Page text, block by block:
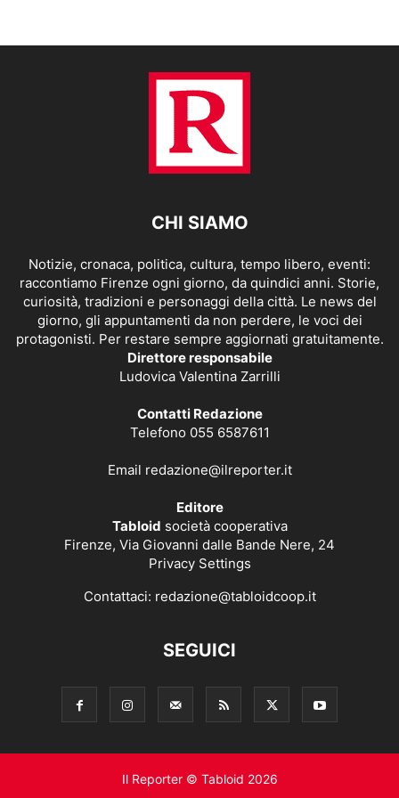
CHI SIAMO
Notizie, cronaca, politica, cultura, tempo libero, eventi:
raccontiamo Firenze ogni giorno, da quindici anni. Storie,
curiosità, tradizioni e personaggi della città. Le news del
giorno, gli appuntamenti da non perdere, le voci dei
protagonisti. Per restare sempre aggiornati gratuitamente.
Direttore responsabile
Ludovica Valentina Zarrilli
Contatti Redazione
Telefono 055 6587611
Email redazione@ilreporter.it
Editore
Tabloid società cooperativa
Firenze, Via Giovanni dalle Bande Nere, 24
Privacy Settings
Contattaci: redazione@tabloidcoop.it
SEGUICI
Il Reporter © Tabloid 2026